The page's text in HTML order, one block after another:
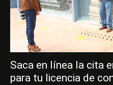
Saca en línea la cita
para tu licencia de